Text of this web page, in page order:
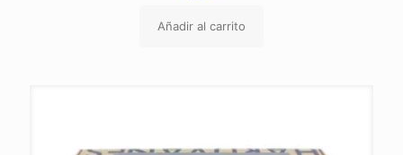
Añadir al carrito